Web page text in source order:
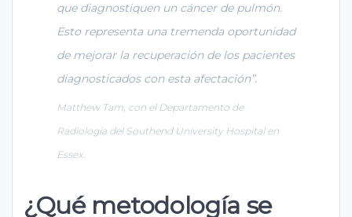
que diagnostiquen un cáncer de pulmón.
Esto representa una tremenda oportunidad
de mejorar la recuperación de los pacientes
diagnosticados con esta afectación”.
Matthew Tam, con el Departamento de
Radiología del Southend University Hospital en
Essex.
¿Qué metodología se